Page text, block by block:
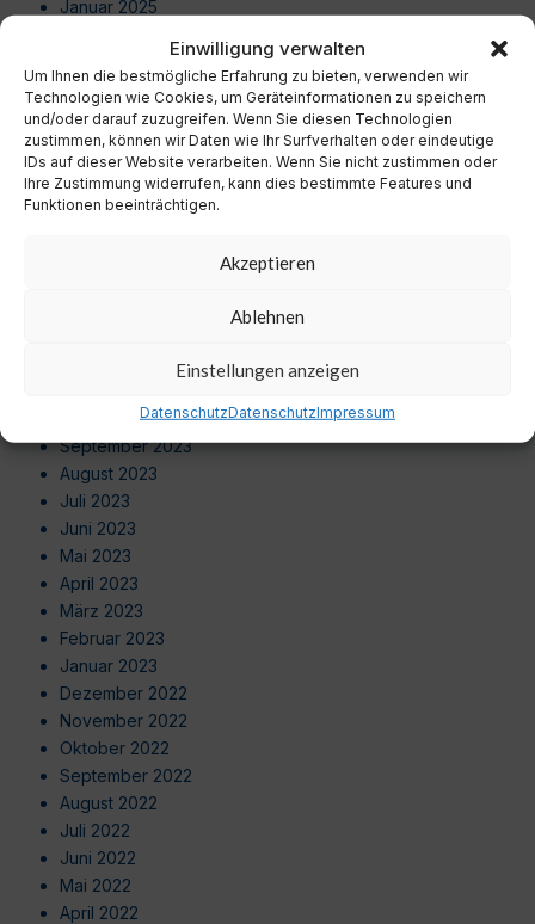
Einwilligung verwalten
Um Ihnen die bestmögliche Erfahrung zu bieten, verwenden wir
Technologien wie Cookies, um Geräteinformationen zu speichern
und/oder darauf zuzugreifen. Wenn Sie diesen Technologien
zustimmen, können wir Daten wie Ihr Surfverhalten oder eindeutige
IDs auf dieser Website verarbeiten. Wenn Sie nicht zustimmen oder
Ihre Zustimmung widerrufen, kann dies bestimmte Features und
Funktionen beeinträchtigen.
Akzeptieren
Ablehnen
Einstellungen anzeigen
DatenschutzDatenschutzImpressum
Januar 2025
November 2024
Oktober 2024
September 2024
August 2024
Juli 2024
Juni 2024
Dezember 2023
Oktober 2023
September 2023
August 2023
Juli 2023
Juni 2023
Mai 2023
April 2023
März 2023
Februar 2023
Januar 2023
Dezember 2022
November 2022
Oktober 2022
September 2022
August 2022
Juli 2022
Juni 2022
Mai 2022
April 2022